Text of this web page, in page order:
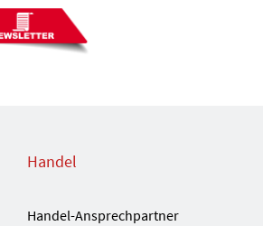
Handel
Handel-Ansprechpartner